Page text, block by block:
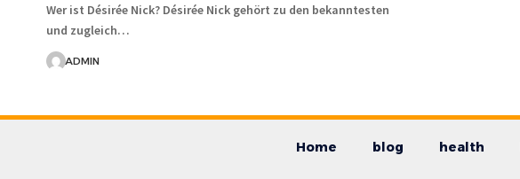
Wer ist Désirée Nick? Désirée Nick gehört zu den bekanntesten
und zugleich…
ADMIN
Home blog health